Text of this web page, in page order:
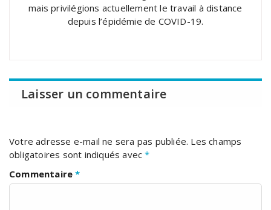
mais privilégions actuellement le travail à distance
depuis l’épidémie de COVID-19.
Laisser un commentaire
Votre adresse e-mail ne sera pas publiée. Les champs
obligatoires sont indiqués avec*
Commentaire*